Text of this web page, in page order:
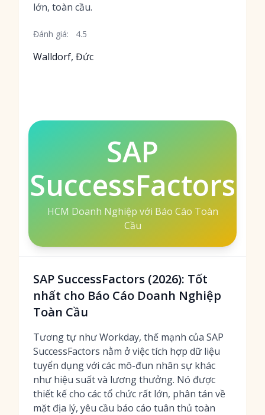
lớn, toàn cầu.
Đánh giá: 4.5
Walldorf, Đức
SAP
SuccessFactors
HCM Doanh Nghiệp với Báo Cáo Toàn
Cầu
SAP SuccessFactors (2026): Tốt
nhất cho Báo Cáo Doanh Nghiệp
Toàn Cầu
Tương tự như Workday, thế mạnh của SAP
SuccessFactors nằm ở việc tích hợp dữ liệu
tuyển dụng với các mô-đun nhân sự khác
như hiệu suất và lương thưởng. Nó được
thiết kế cho các tổ chức rất lớn, phân tán về
mặt địa lý, yêu cầu báo cáo tuân thủ toàn